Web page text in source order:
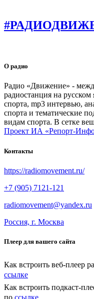
О радио
Радио «Движение» -
радиостанция на
спорта, mp3 интервью,
спорта и тематические
видам спорта. В сетке
Проект ИА «Репорт-
Контакты
https://radiomovement.ru/
+7 (905) 7121-121
radiomovement@yandex.ru
Россия, г. Москва
Плеер для вашего сайта
Как встроить веб-плеер
ссылке
Как встроить подкаст-
по ссылке